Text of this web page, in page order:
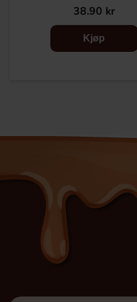
38.90 kr
Kjøp